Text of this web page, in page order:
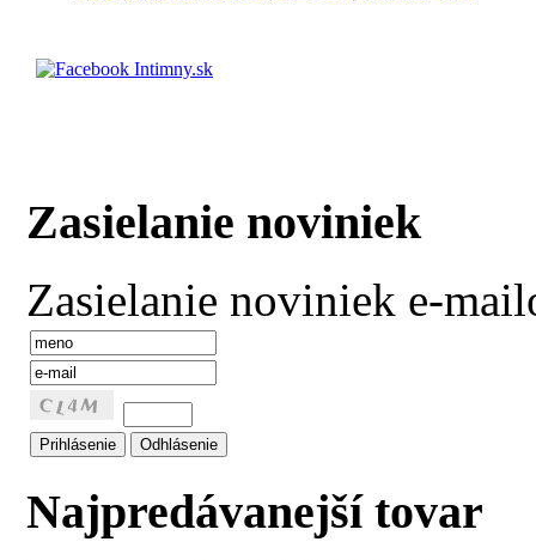
Zasielanie noviniek
Zasielanie noviniek e-
Najpredávanejší tovar